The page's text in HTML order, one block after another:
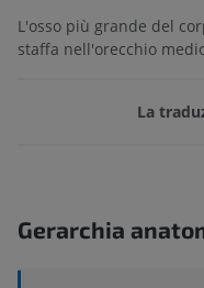
L'osso più grande del
staffa nell'orecchio
La
Gerarchia